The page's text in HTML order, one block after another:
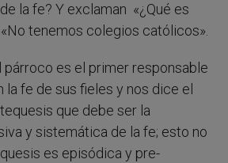
la fe? Y exclaman «¿Qué es
tenemos colegios católicos».
párroco es el primer responsable
la fe de sus fieles y nos dice el
que debe ser la
y sistemática de la fe; esto no
es episódica y pre-